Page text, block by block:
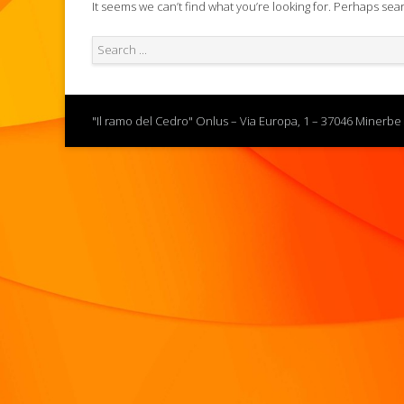
It seems we can’t find what you’re looking for. Perhaps
"Il ramo del Cedro" Onlus – Via Europa, 1 – 37046 Minerbe